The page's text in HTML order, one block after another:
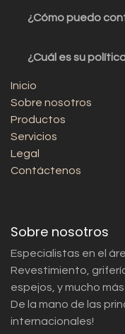
¿Cómo puedo
¿Cuál es su
Inicio
Sobre nosotros
Productos
Servicios
Legal
Contáctenos
Sobre nosotros
Especialistas en el
Revestimiento,
espejos, y mucho
De la mano de las
internacionales!